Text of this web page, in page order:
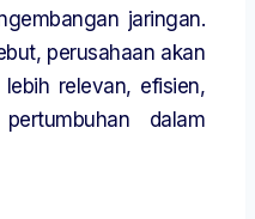
jaringan.
perusahaan akan
relevan, efisien,
dalam